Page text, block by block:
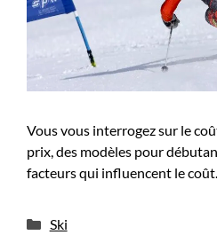
Vous vous interrogez sur le
prix, des modèles pour
facteurs qui influencent le coût.
Catégories
Ski